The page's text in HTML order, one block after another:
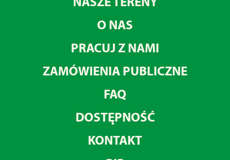
O NAS
PRACUJ Z NAMI
ZAMÓWIENIA PUBLICZNE
FAQ
DOSTĘPNOŚĆ
KONTAKT